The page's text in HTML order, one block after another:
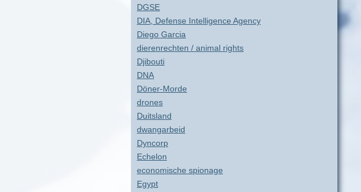
DGSE
DIA, Defense Intelligence Agency
Diego Garcia
dierenrechten / animal rights
Djibouti
DNA
Döner-Morde
drones
Duitsland
dwangarbeid
Dyncorp
Echelon
economische spionage
Egypt